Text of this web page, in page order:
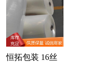
恒拓包装 16丝